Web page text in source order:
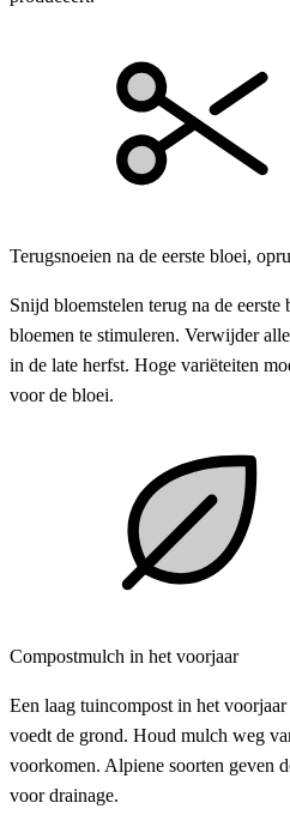
Terugsnoeien na de eerste bloei,
Snijd bloemstelen terug na de
bloemen te stimuleren. Verwijder
in de late herfst. Hoge variëteiten
voor de bloei.
Compostmulch in het voorjaar
Een laag tuincompost in het
voedt de grond. Houd mulch weg
voorkomen. Alpiene soorten geven
voor drainage.